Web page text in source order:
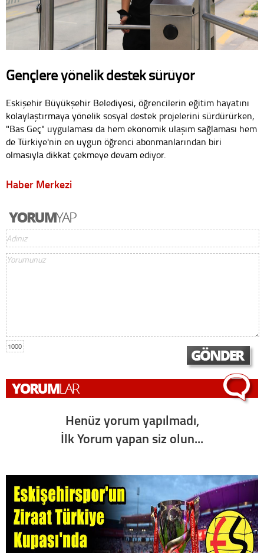
Gençlere yönelik destek sürüyor
Eskişehir Büyükşehir Belediyesi, öğrencilerin eğitim hayatını
kolaylaştırmaya yönelik sosyal destek projelerini sürdürürken,
"Bas Geç" uygulaması da hem ekonomik ulaşım sağlaması hem
de Türkiye'nin en uygun öğrenci abonmanlarından biri
olmasıyla dikkat çekmeye devam ediyor.
Haber Merkezi
1000
Henüz yorum yapılmadı,
İlk Yorum yapan siz olun...